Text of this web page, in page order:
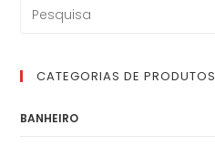
CATEGORIAS DE PRODUTOS
BANHEIRO